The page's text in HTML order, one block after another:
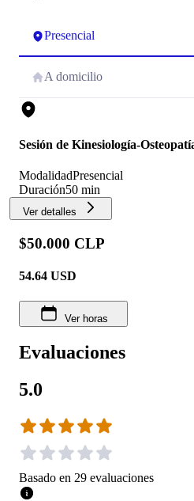
Presencial
A domicilio
Sesión de Kinesiología-
ModalidadPresencial
Duración50 min
Ver detalles
$50.000 CLP
54.64 USD
Ver horas
Evaluaciones
5.0
Basado en 29 evaluaciones